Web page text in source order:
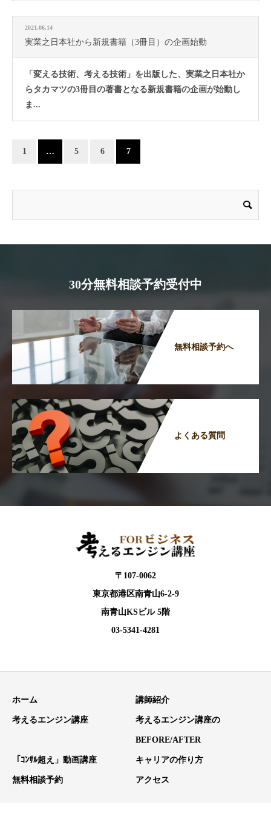
2021.06.14
実業之日本社から新規書籍（3冊目）の企画始動
「変える技術、考える技術」を出版した、実業之日本社か
らタカマツの3冊目の著書となる新規書籍の企画が始動し
ま...
1 … 5 6 7
30分無料相談予約受付中
無料相談予約へ
よくある質問
〒107-0062
東京都港区南青山6-2-9
南青山KSビル 5階
03-5341-4281
ホーム 講師紹介
考えるエンジン講座 考えるエンジン講座の
BEFORE/AFTER
「ｺﾝｻﾙ超え」動画講座 キャリアの作り方
無料相談予約 アクセス